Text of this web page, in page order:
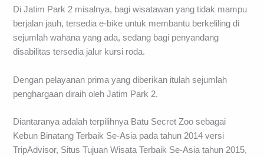
Di Jatim Park 2 misalnya, bagi wisatawan yang tidak mampu
berjalan jauh, tersedia e-bike untuk membantu berkeliling di
sejumlah wahana yang ada, sedang bagi penyandang
disabilitas tersedia jalur kursi roda.
Dengan pelayanan prima yang diberikan itulah sejumlah
penghargaan diraih oleh Jatim Park 2.
Diantaranya adalah terpilihnya Batu Secret Zoo sebagai
Kebun Binatang Terbaik Se-Asia pada tahun 2014 versi
TripAdvisor, Situs Tujuan Wisata Terbaik Se-Asia tahun 2015,